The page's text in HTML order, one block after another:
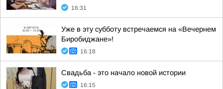
16:31
Уже в эту субботу встречаемся на «Вечернем
Биробиджане»!
16:18
Свадьба - это начало новой истории
16:15